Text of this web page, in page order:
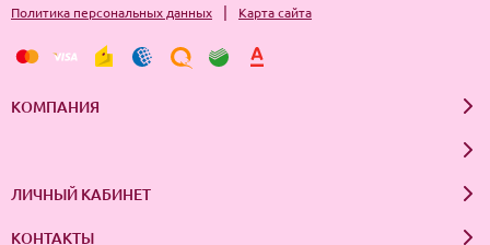
Политика персональных данных | Карта сайта
КОМПАНИЯ
ЛИЧНЫЙ КАБИНЕТ
КОНТАКТЫ